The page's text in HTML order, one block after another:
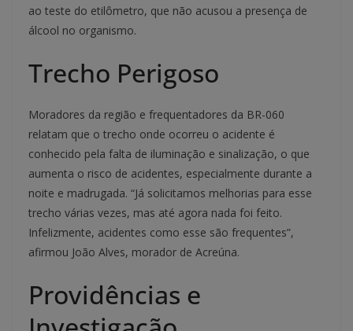
ao teste do etilômetro, que não acusou a presença de
álcool no organismo.
Trecho Perigoso
Moradores da região e frequentadores da BR-060
relatam que o trecho onde ocorreu o acidente é
conhecido pela falta de iluminação e sinalização, o que
aumenta o risco de acidentes, especialmente durante a
noite e madrugada. “Já solicitamos melhorias para esse
trecho várias vezes, mas até agora nada foi feito.
Infelizmente, acidentes como esse são frequentes”,
afirmou João Alves, morador de Acreúna.
Providências e